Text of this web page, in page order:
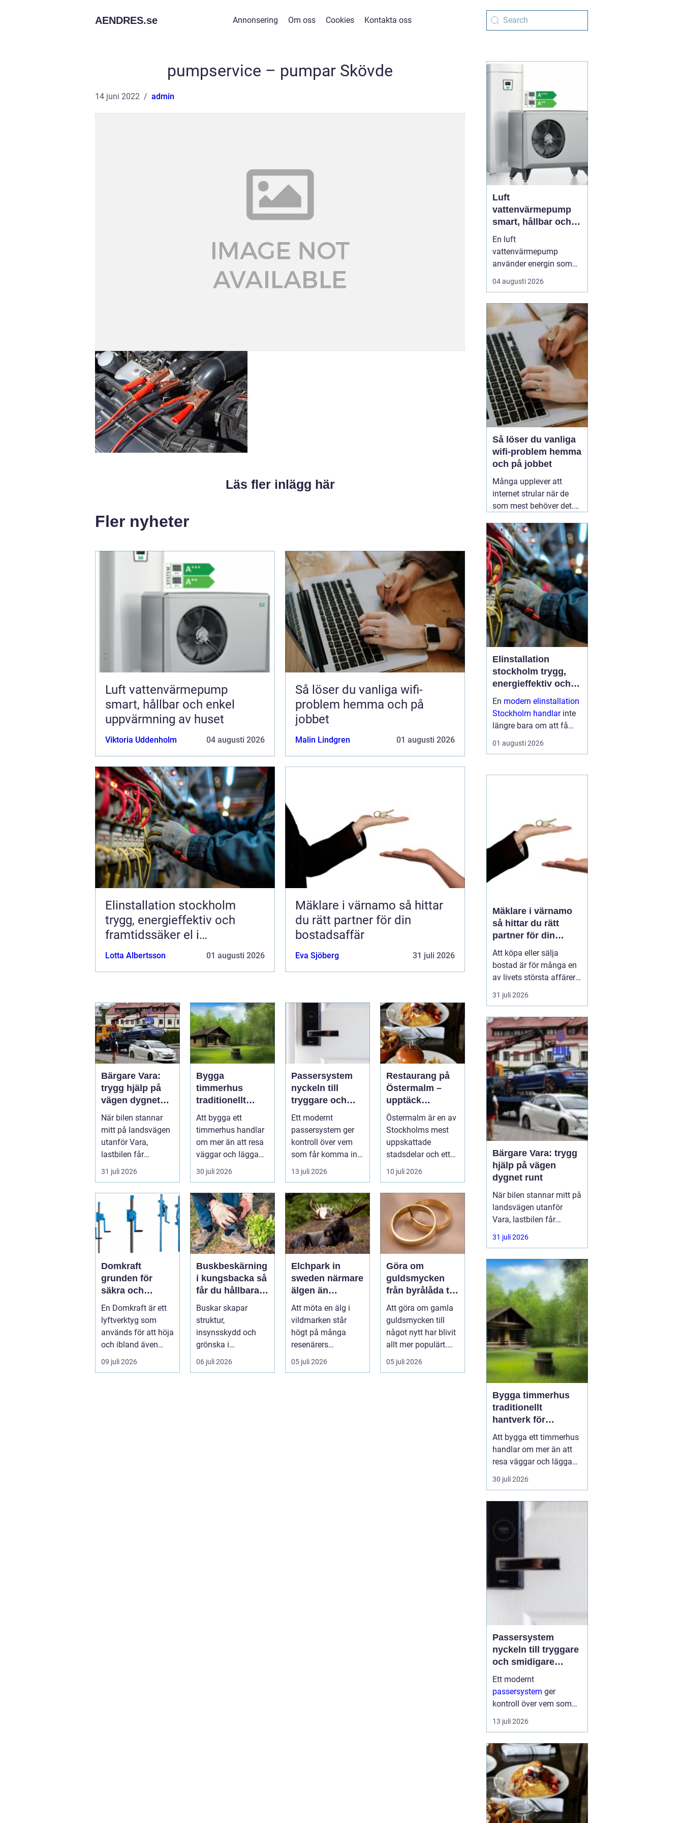
AENDRES.se Annonsering Om oss Cookies Kontakta oss
pumpservice – pumpar Skövde
14 juni 2022 admin
Läs fler inlägg här
Fler nyheter
Luft vattenvärmepump
smart, hållbar och enkel
uppvärmning av huset
Viktoria Uddenholm 04 augusti 2026
Så löser du vanliga wifi-
problem hemma och på
jobbet
Malin Lindgren 01 augusti 2026
Elinstallation stockholm
trygg, energieffektiv och
framtidssäker el i
företagslokaler
Lotta Albertsson 01 augusti 2026
Mäklare i värnamo så hittar
du rätt partner för din
bostadsaffär
Eva Sjöberg 31 juli 2026
Bärgare Vara:
trygg hjälp på
vägen dygnet
runt
När bilen stannar
mitt på landsvägen
utanför Vara,
lastbilen får
punkteri...
31 juli 2026
Bygga
timmerhus
traditionellt
hantverk för
moderna behov
Att bygga ett
timmerhus handlar
om mer än att resa
väggar och lägga
ett tak. Ett
timmerhus är ett
lå...
30 juli 2026
Passersystem
nyckeln till
tryggare och
smidigare
Ett modernt
passersystem ger
kontroll över vem
som får komma in i
en byggnad, när de
får komma in oc...
13 juli 2026
Restaurang på
Östermalm –
upptäck
matupplevelser i
en av
Stockholms
mest attraktiva
Östermalm är en av
Stockholms mest
uppskattade
stadsdelar och ett
självklart val f&ou...
10 juli 2026
Domkraft
grunden för
säkra och
precisa lyft
En Domkraft är ett
lyftverktyg som
används för att höja
och ibland även
positionera tunga
objekt, so...
09 juli 2026
Buskbeskärning
i kungsbacka så
får du hållbara
och vackra
buskar året runt
Buskar skapar
struktur,
insynsskydd och
grönska i
trädgården, men
utan genomtänkt
06 juli 2026
Elchpark in
sweden närmare
älgen än
någonsin
Att möta en älg i
vildmarken står
högt på många
resenärers
önskelista. Älgen är
Skandinaviens
05 juli 2026
Göra om
guldsmycken
från byrålåda till
älskad favorit
Att göra om gamla
guldsmycken till
något nytt har blivit
allt mer populärt.
Många har ärvda
ringar, ...
05 juli 2026
Luft
vattenvärmepump
smart, hållbar och
enkel uppvärmning
av huset
En luft
vattenvärmepump
använder energin som
redan finns i
utomhusluften för att
varmvatten. Den kräver
varken borrhål eller
grävning och kan sänka
uppvärmningskostnaden
med upp till omkring
7580 % jämfört med
äldre el- eller olje...
04 augusti 2026
Så löser du vanliga
wifi-problem hemma
och på jobbet
Många upplever att
internet strular när de
som mest behöver det.
videos hackar och
uppkopplingen faller
bort utan förvarning.
Ofta handlar det inte om
att internetleverantören
är dålig, utan01 augusti
2026
Elinstallation
stockholm trygg,
energieffektiv och
framtidssäker el i
företagslokaler
En modern elinstallation
Stockholm handlarinte
längre bara om att få
belysning och uttag på
rätt plats. För företag i
elen en central del av
01 augusti 2026
Mäklare i värnamo
så hittar du rätt
partner för din
bostadsaffär
Att köpa eller sälja
bostad är för många en
av livets största affärer.
Valet
Värnamo påverkar
stressig processen
upplevs. I en marknad
som rör sig snabbt, med
allt från...
31 juli 2026
Bärgare Vara: trygg
hjälp på vägen
dygnet runt
När bilen stannar mitt på
landsvägen utanför
Vara, lastbilen får
punktering i
rusningstrafik eller
på väg genom
Skaraborg är trygg och
snabb hjälp avgörande.
En
31 juli 2026
Bygga timmerhus
traditionellt
hantverk för
moderna behov
Att bygga ett timmerhus
handlar om mer än att
resa väggar och lägga
ett tak. Ett timmerhus är
ett långsiktigt hem,
som andas, åldras
vackert och ger en varm,
ombonad känsla.
att fler söker hållbara
boen...
30 juli 2026
Passersystem
nyckeln till tryggare
och smidigare
tillträde
Ett modernt
passersystem ger
kontroll över vem som
får komma in i en
byggnad, när de får
utrymmen. I stället för
fysiska nycklar används
ofta brickor, kort,...
13 juli 2026